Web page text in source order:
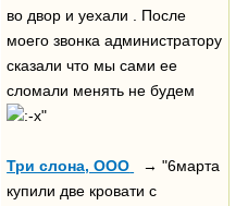
во двор и уехали . После
моего звонка администратору
сказали что мы сами ее
сломали менять не будем
"
Три слона, ООО
→ "6марта
купили две кровати с